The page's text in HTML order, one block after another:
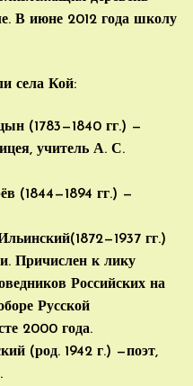
В июне 2012 года школу
села Кой:
(1783—1840 гг.) —
учитель А. С.
(1844—1894 гг.) —
гг.)
Причислен к лику
Российских на
Русской
2000 года.
(род. 1942 г.) —поэт,